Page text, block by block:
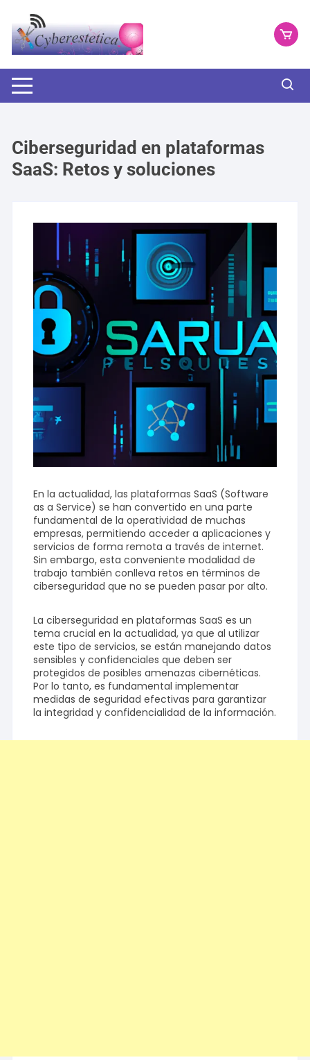
contenido
Ciberseguridad en plataformas
SaaS: Retos y soluciones
En la actualidad, las plataformas SaaS (Software
as a Service) se han convertido en una parte
fundamental de la operatividad de muchas
empresas, permitiendo acceder a aplicaciones y
servicios de forma remota a través de internet.
Sin embargo, esta conveniente modalidad de
trabajo también conlleva retos en términos de
ciberseguridad que no se pueden pasar por alto.
La ciberseguridad en plataformas SaaS es un
tema crucial en la actualidad, ya que al utilizar
este tipo de servicios, se están manejando datos
sensibles y confidenciales que deben ser
protegidos de posibles amenazas cibernéticas.
Por lo tanto, es fundamental implementar
medidas de seguridad efectivas para garantizar
la integridad y confidencialidad de la información.